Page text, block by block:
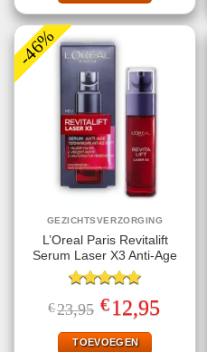
-46%
GEZICHTSVERZORGING
L’Oreal Paris Revitalift
Serum Laser X3 Anti-Age
Gewaardeerd
5.00uit 5
€23,95 Oorspronkelijke
prijs
was:
€23,95.
€12,95prijs
TOEVOEGEN